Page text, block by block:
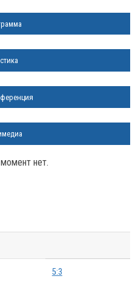
нет.
5:3